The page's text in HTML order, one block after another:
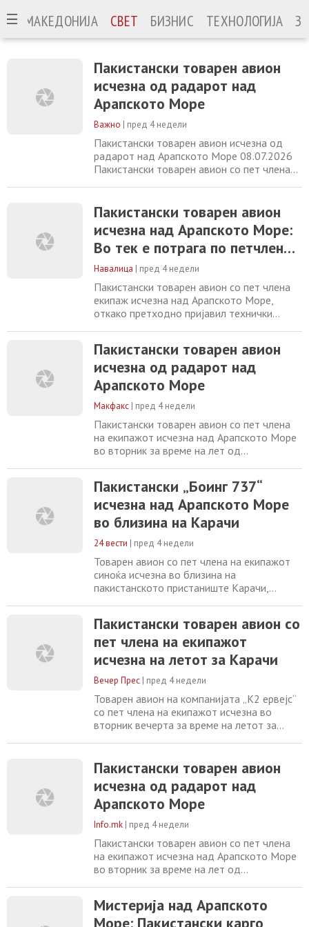
МАКЕДОНИЈА СВЕТ БИЗНИС ТЕХНОЛОГИЈА
Пакистански товарен авион
исчезна од радарот над
Арапското Море
Важно | пред 4 недели
Пакистански товарен авион исчезна од
радарот над Арапското Море 08.07.2026
Пакистански товарен авион со пет члена
Обединетите Арапски Емирати до
Пакистан, а властите започнаа потрага,
јавува агенцијата Анадолија . The last
couple minutes of this flight was hell. K2
Пакистански товарен авион
исчезна над Арапското Море:
Во тек е потрага по петчлен
екипаж
Навалица | пред 4 недели
Пакистански товарен авион со пет члена
екипаж исчезна над Арапското Море,
откако претходно пријавил технички
компанијата K2 Airways исчезна од радар
додека летал од Шарџа, Обединети
Арапски Емирати, кон Карачи, Пакистан.
Во авионот имало пет члена на екипажот.
Станува збор за
Пакистански товарен авион
исчезна од радарот над
Арапското Море
Макфакс | пред 4 недели
Пакистански товарен авион со пет члена
на екипажот исчезна над Арапското Море
во вторник за време на лет од
Пакистан, а властите започнаа потрага,
јавува агенцијата Анадолија . Последни
снимени моменти Тарговскиот авион Боинг
737-400 на авиокомпанијата К2 Ервејс бил
на лет од Шарџа до Карачи. Според
соопштението на Пакистанската
Пакистански „Боинг 737“
исчезна над Арапското Море
во близина на Карачи
24 вести | пред 4 недели
Товарен авион со пет члена на екипажот
синоќа исчезна во близина на
пакистанското пристаниште Карачи,
летање на Обединетите Арапски Емирати.
Пакистанската управа за цивилно
воздухопловство објави на социјалните
медиуми дека во тек се спасувачки
операции во Арапското Море.
Пакистански товарен авион со
пет члена на екипажот
исчезна на летот за Карачи
Вечер Прес | пред 4 недели
Товарен авион на компанијата „K2 ервејс“
со пет члена на екипажот исчезна во
вторник вечерта за време на летот за
пакистанските воздухопловни власти.
Авионот бил „Боинг 737-400“, регистриран
во Пакистан, кој летал од Шарџа во
Обединетите Арапски Емирати до Карачи.
Пакистански товарен авион
исчезна од радарот над
Арапското Море
Info.mk | пред 4 недели
Пакистански товарен авион со пет члена
на екипажот исчезна над Арапското Море
во вторник за време на лет од
јавува агенцијата Анадолија . The last
couple minutes of this flight was hell. K2
Мистерија над Арапското
Море: Пакистански карго